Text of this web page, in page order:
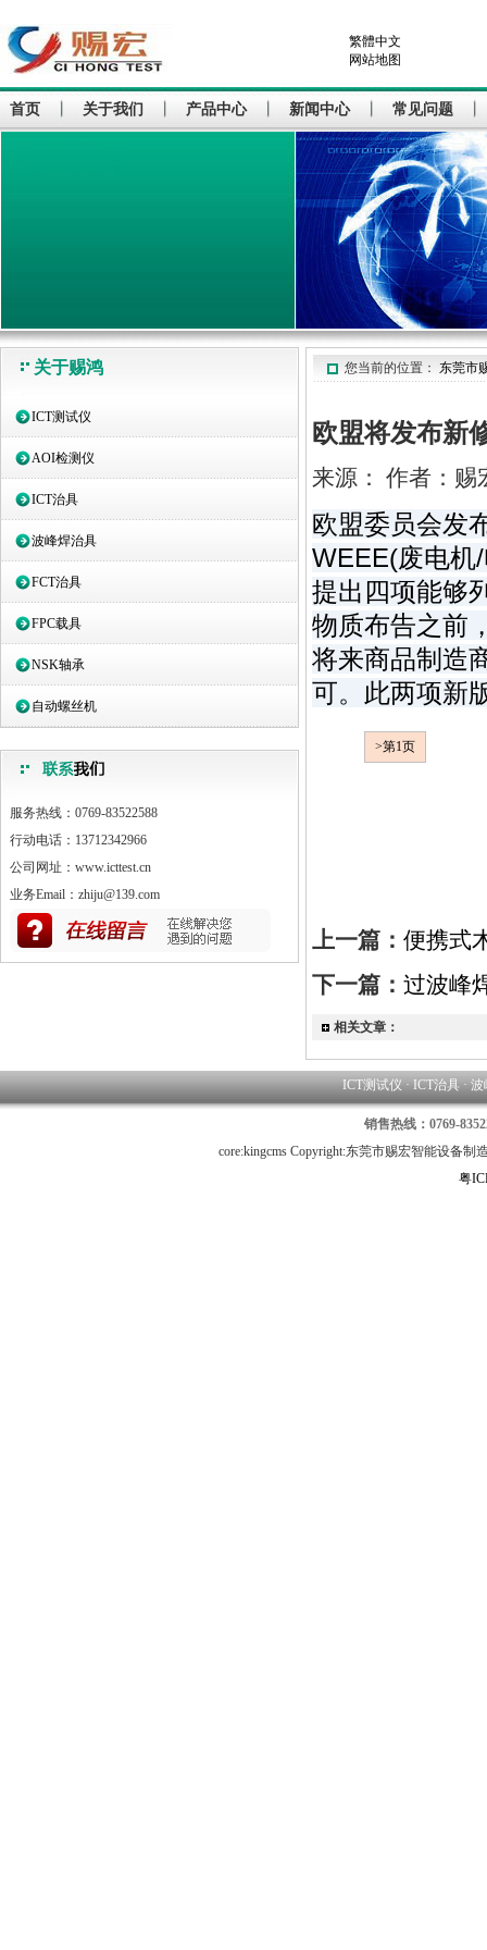
繁體中文
网站地图
首页 关于我们 产品中心 新闻中心 常见问题
关于赐鸿
ICT测试仪
AOI检测仪
ICT治具
波峰焊治具
FCT治具
FPC载具
NSK轴承
自动螺丝机
服务热线：0769-83522588
行动电话：13712342966
公司网址：www.icttest.cn
业务Email：zhiju@139.com
您当前的位置： 东莞市
欧盟将发布新
来源： 作者：赐
欧盟委员会发
WEEE(废电机
提出四项能够
物质布告之前
将来商品制造
可。此两项新
>第1页
上一篇： 便携式
下一篇： 过波峰
相关文章：
ICT测试仪·ICT治具·波
销售热线：0769-
core:kingcms Copyright:东莞市赐宏智能设备制
粤